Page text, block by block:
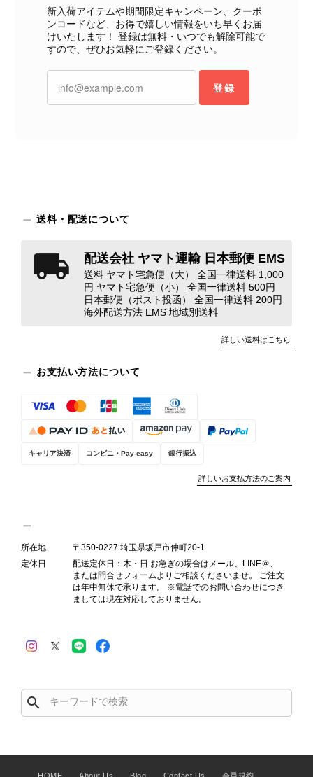
て写真や説明で分かるよう改善していただきたいです。
この度は、楽しみにお待ちいただいた
りお詫び申し上げます。お受け取りに
なった際のお気持ちを思うと、大変心
観の印象だけで商品の状態全体を判断
映しております。 ご不快な思いをさ
れた中で、率直なご意見をお寄せいた
だきましたことに感謝申し上げます。
今回のご指摘を重く受け止め、まずは
きます。 掲載内容では分からない状
時の見落としとして真摯に受け止め、
し、全スタッフで共有してまいりま
す。 オンラインでも安心して商品を
お選びいただけるよう、より正確な状
商品が直ぐに届きました。思った以上に素敵なお品でした。また
ご縁が有りましたら宜しくお願い致します。
安心いたしました！ さらに、「思っ
ひこちらの商品を末永くご愛用いただ
けましたら幸いです。 また気になる
新入荷アイテムや期間限定キャンペーン、クーポ
ンコードなど、お得で嬉しい情報をいち早くお届
けいたします！ 登録は無料・いつでも解除可能で
すので、ぜひお気軽にご登録ください。
登録
送料・配送について
配送会社 ヤマト運輸 日本郵便 EMS
送料 ヤマト宅急便（大） 全国一律送料 1,000
円 ヤマト宅急便（小） 全国一律送料 500円
日本郵便（ポスト投函） 全国一律送料 200円
海外配送方法 EMS 地域別送料
詳しい送料はこちら
お支払い方法について
キャリア決済 コンビニ・Pay-easy 銀行振込
詳しいお支払方法のご案内
所在地
〒350-0227 埼玉県坂戸市仲町20-1
定休日
配送定休日：木・日 お急ぎの場合はメール、LINE＠、
または問合せフォームよりご相談くださいませ。 ご注文
は年中無休で承ります。 ※電話でのお問い合わせにつき
ましては現在対応しておりません。
search